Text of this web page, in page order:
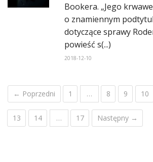
Bookera. „Jego
o znamiennym
dotyczące sprawy
powieść s(...)
2018-12-10
← Poprzedni 1 … 8 9 10
13 14 … 17 Następny →